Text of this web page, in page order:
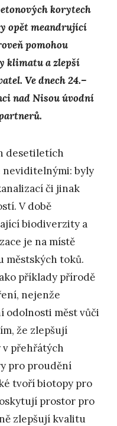
korytech
opět meandrující
pomohou
klimatu a zlepší
Ve dnech 24.–
nad Nisou úvodní
desetiletích
neviditelnými: byly
či jinak
V době
biodiverzity a
je na místě
městských toků.
příklady přírodě
nejenže
odolnosti měst vůči
že zlepšují
přehřátých
pro proudění
tvoří biotopy pro
prostor pro
zlepšují kvalitu